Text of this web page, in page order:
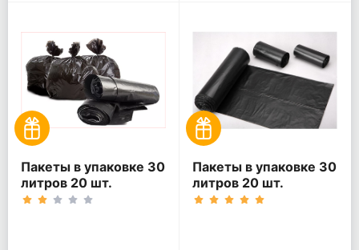
Пакеты в упаковке 30
литров 20 шт.
(20шт*5рул)
Пакеты в упаковке 30
литров 20 шт.
(20шт*3рул)